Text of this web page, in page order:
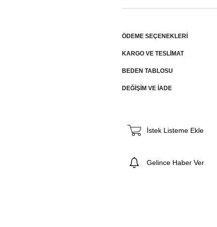
ÖDEME SEÇENEKLERI
KARGO VE TESLİMAT
BEDEN TABLOSU
DEĞİŞİM VE İADE
İstek Listeme Ekle
Gelince Haber Ver